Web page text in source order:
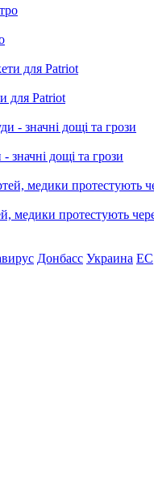
для Patriot
значні дощі та грози
протестують
Донбасс Украина ЕС